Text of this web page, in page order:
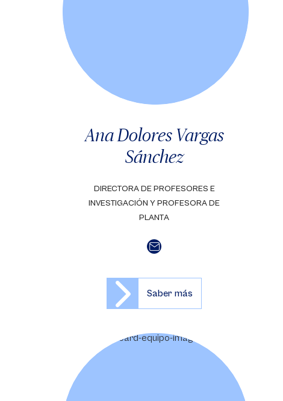
Ana Dolores Vargas
Sánchez
DIRECTORA DE PROFESORES E
INVESTIGACIÓN Y PROFESORA DE
PLANTA
Saber más